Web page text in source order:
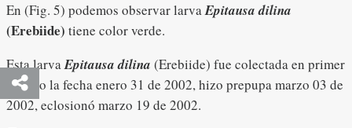
En (Fig. 5) podemos observar larvaEpitausa dilina
(Erebiide) tiene color verde.
Esta larvaEpitausa dilina (Erebiide) fue colectada en primer
estadio la fecha enero 31 de 2002, hizo prepupa marzo 03 de
2002, eclosionó marzo 19 de 2002.